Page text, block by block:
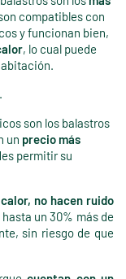
compatibles con
y funcionan bien,
, lo cual puede
.
son los balastros
un precio más
permitir su
no hacen ruido
un 30% más de
sin riesgo de que